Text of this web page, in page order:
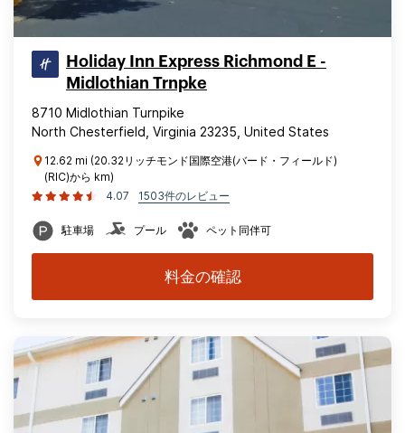
Holiday Inn Express Richmond E -
Midlothian Trnpke
8710 Midlothian Turnpike
North Chesterfield, Virginia 23235, United States
12.62 mi (20.32リッチモンド国際空港(バード・フィールド)
(RIC)から km)
4.07
1503件のレビュー
駐車場 プール ペット同伴可
料金の確認